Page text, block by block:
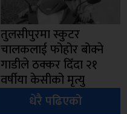
तुलसीपुरमा स्कुटर
चालकलाई फोहोर बोक्ने
गाडीले ठक्कर दिँदा २१
वर्षीया केसीको मृत्यु
धेरै पढिएको